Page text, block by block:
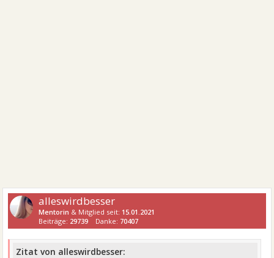
alleswirdbesser
Mentorin & Mitglied seit: 15.01.2021
Beiträge: 29739 Danke: 70407
Zitat von alleswirdbesser: